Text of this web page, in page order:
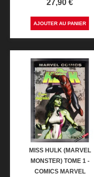
Prix
27,90 €
AJOUTER AU PANIER
MISS HULK (MARVEL
MONSTER) TOME 1 -
COMICS MARVEL